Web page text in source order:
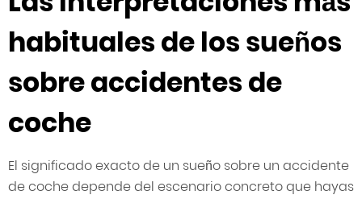
habituales de los sueños
sobre accidentes de
coche
El significado exacto de un sueño sobre un accidente
de coche depende del escenario concreto que hayas